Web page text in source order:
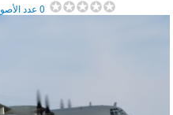
0عدد